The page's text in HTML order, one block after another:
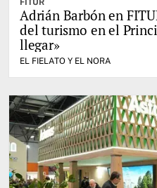
FITUR
Adrián Barbón en
del turismo en el
llegar»
EL FIELATO Y EL NORA